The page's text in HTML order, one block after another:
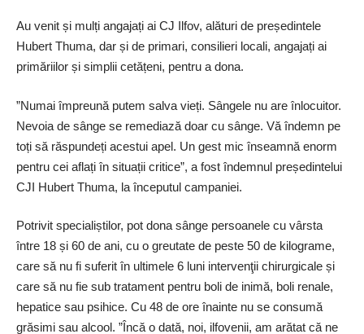
Au venit și mulți angajați ai CJ Ilfov, alături de președintele
Hubert Thuma, dar și de primari, consilieri locali, angajați ai
primăriilor și simplii cetățeni, pentru a dona.
”Numai împreună putem salva vieți. Sângele nu are înlocuitor.
Nevoia de sânge se remediază doar cu sânge. Vă îndemn pe
toți să răspundeți acestui apel. Un gest mic înseamnă enorm
pentru cei aflați în situații critice”, a fost îndemnul președintelui
CJI Hubert Thuma, la începutul campaniei.
Potrivit specialiștilor, pot dona sânge persoanele cu vârsta
între 18 și 60 de ani, cu o greutate de peste 50 de kilograme,
care să nu fi suferit în ultimele 6 luni intervenţii chirurgicale și
care să nu fie sub tratament pentru boli de inimă, boli renale,
hepatice sau psihice. Cu 48 de ore înainte nu se consumă
grăsimi sau alcool. ”Încă o dată, noi, ilfovenii, am arătat că ne